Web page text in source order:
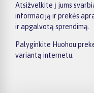
Atsižvelkite į jums
informaciją ir prekės
ir apgalvotą sprendimą.
Palyginkite Huohou
variantą internetu.